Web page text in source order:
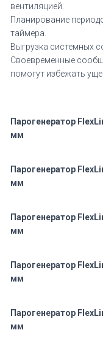
вентиляцией.
Планирование
таймера.
Выгрузка системных
Своевременные
помогут избежать
Парогенератор
мм
Парогенератор
мм
Парогенератор
мм
Парогенератор
мм
Парогенератор
мм